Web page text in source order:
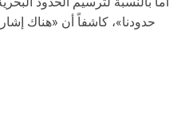
حدودنا»، كاشفاً أن «هناك